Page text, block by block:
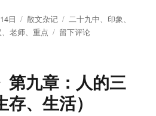
日
分
类
散文杂记
标
签
二十九中、 印象、
、老师、重点
于
二
十
九
留下评论
第九章：人的三
、生活）